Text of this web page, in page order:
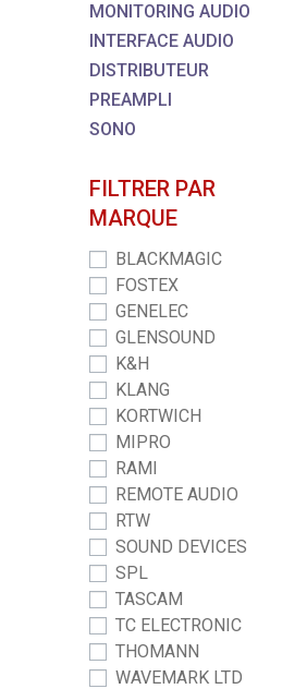
MONITORING AUDIO
INTERFACE AUDIO
DISTRIBUTEUR
PREAMPLI
SONO
FILTRER PAR
MARQUE
BLACKMAGIC
FOSTEX
GENELEC
GLENSOUND
K&H
KLANG
KORTWICH
MIPRO
RAMI
REMOTE AUDIO
RTW
SOUND DEVICES
SPL
TASCAM
TC ELECTRONIC
THOMANN
WAVEMARK LTD